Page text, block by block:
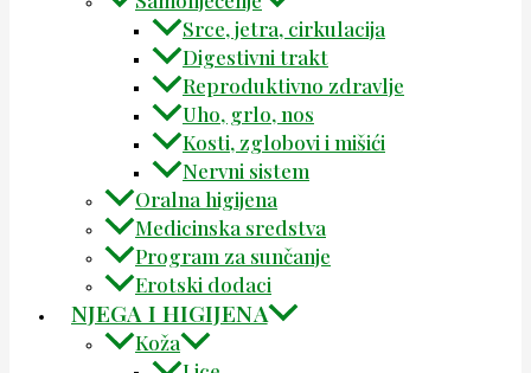
Srce, jetra, cirkulacija
Digestivni trakt
Reproduktivno zdravlje
Uho, grlo, nos
Kosti, zglobovi i mišići
Nervni sistem
Oralna higijena
Medicinska sredstva
Program za sunčanje
Erotski dodaci
NJEGA I HIGIJENA
Koža